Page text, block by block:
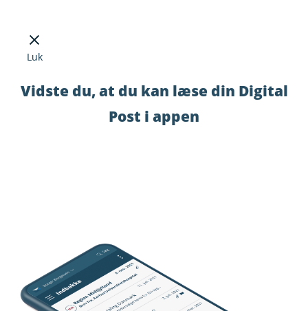
Luk
Vidste du, at du kan læse din Digital
Post i appen